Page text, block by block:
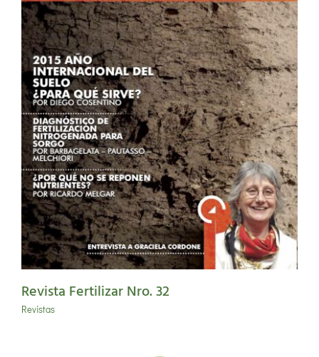
Revista Fertilizar Nro. 32
Revistas